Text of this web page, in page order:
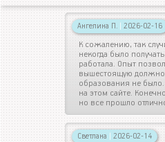
Ангелина П. 2026-02-16
К сожалению, так
некогда было
работала. Опыт
вышестоящую
образования не
на этом сайте.
но все прошло
Светлана 2026-02-14